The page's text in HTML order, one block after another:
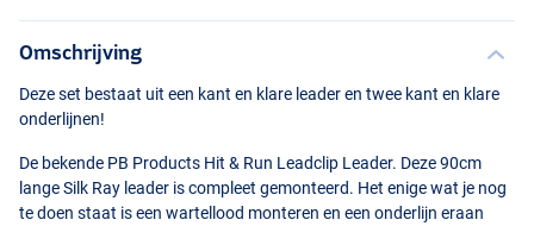
Omschrijving
Deze set bestaat uit een kant en klare leader en twee kant en klare
onderlijnen!
De bekende PB Products Hit & Run Leadclip Leader. Deze 90cm
lange Silk Ray leader is compleet gemonteerd. Het enige wat je nog
te doen staat is een wartellood monteren en een onderlijn eraan